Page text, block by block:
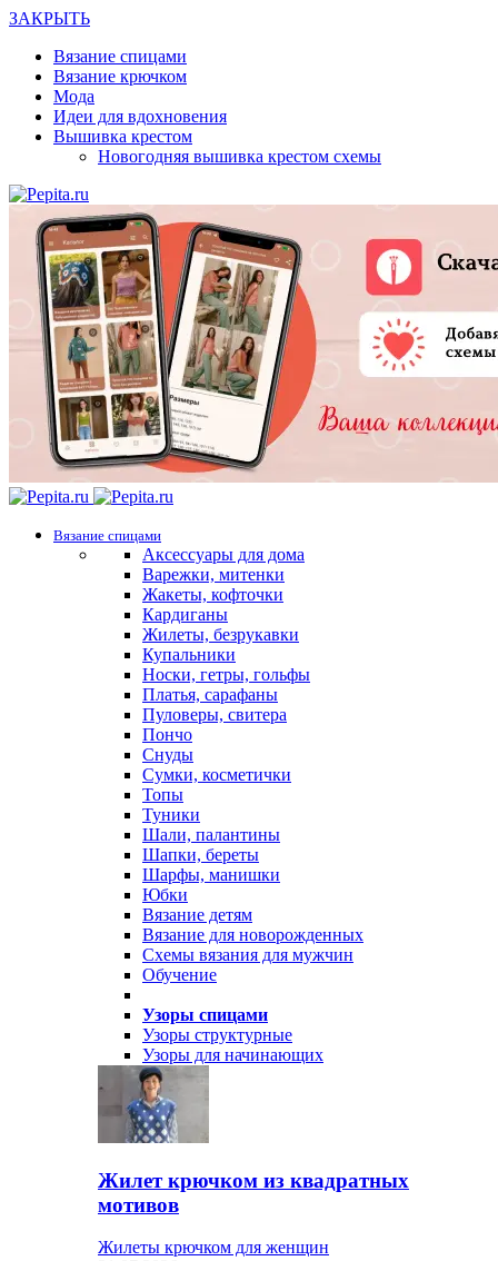
ЗАКРЫТЬ
Вязание спицами
Вязание крючком
Мода
Идеи для вдохновения
Вышивка крестом
Новогодняя вышивка крестом схемы
Вязание спицами
Аксессуары для дома
Варежки, митенки
Жакеты, кофточки
Кардиганы
Жилеты, безрукавки
Купальники
Носки, гетры, гольфы
Платья, сарафаны
Пуловеры, свитера
Пончо
Снуды
Сумки, косметички
Топы
Туники
Шали, палантины
Шапки, береты
Шарфы, манишки
Юбки
Вязание детям
Вязание для новорожденных
Схемы вязания для мужчин
Обучение
Узоры спицами
Узоры структурные
Узоры для начинающих
Жилет крючком из квадратных
мотивов
Жилеты крючком для женщин